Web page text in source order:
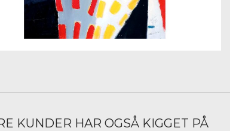
KUNDER HAR OGSÅ KIGGET PÅ